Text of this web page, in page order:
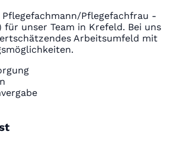
Pflegefachfrau -
unser Team in Krefeld. Bei uns
Arbeitsumfeld mit